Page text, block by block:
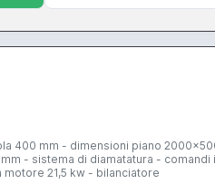
400 mm - dimensioni piano
- sistema di diamatatura -
21,5 kw - bilanciatore